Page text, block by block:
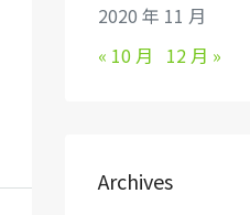
2020 年 11 月
« 10 月 12 月 »
Archives